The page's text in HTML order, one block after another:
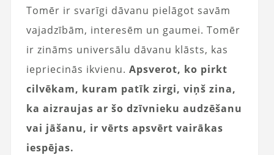
Tomēr ir svarīgi dāvanu pielāgot savām
vajadzībām, interesēm un gaumei. Tomēr
ir zināms universālu dāvanu klāsts, kas
iepriecinās ikvienu. Apsverot, ko pirkt
cilvēkam, kuram patīk zirgi, viņš zina,
ka aizraujas ar šo dzīvnieku audzēšanu
vai jāšanu, ir vērts apsvērt vairākas
iespējas.